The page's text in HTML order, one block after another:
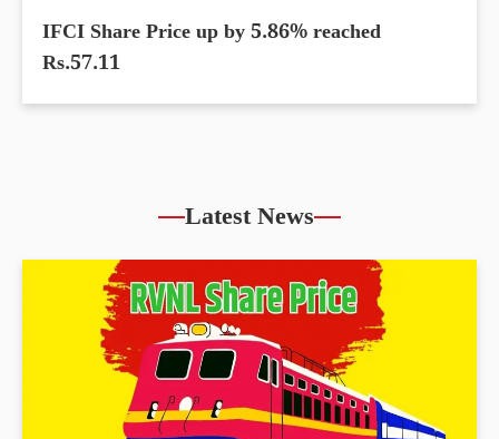
IFCI Share Price up by 5.86% reached
Rs.57.11
Latest News